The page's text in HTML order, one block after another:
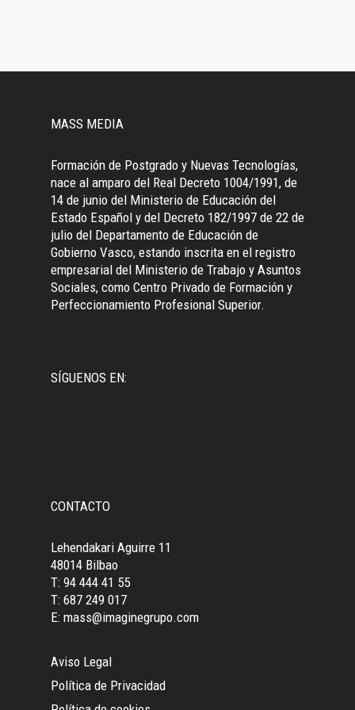
MASS MEDIA
Formación de Postgrado y Nuevas Tecnologías,
nace al amparo del Real Decreto 1004/1991, de
14 de junio del Ministerio de Educación del
Estado Español y del Decreto 182/1997 de 22 de
julio del Departamento de Educación de
Gobierno Vasco, estando inscrita en el registro
empresarial del Ministerio de Trabajo y Asuntos
Sociales, como Centro Privado de Formación y
Perfeccionamiento Profesional Superior.
SÍGUENOS EN:
CONTACTO
Lehendakari Aguirre 11
48014 Bilbao
T: 94 444 41 55
T: 687 249 017
E: mass@imaginegrupo.com
Aviso Legal
Política de Privacidad